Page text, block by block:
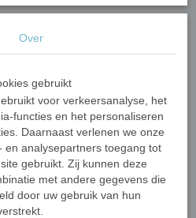
klassieke glassteentjes?
: UV- en vorstbestendig, perfect voor
: Eenvoudig op maat te knippen
maximale flexibiliteit in ontwerp.
voor muren, vloeren, keukens,
en meer. Ook ideaal voor
Over
gebruikt
voor verkeersanalyse, het
functies en het personaliseren
Daarnaast verlenen we onze
en analysepartners toegang tot
gebruikt. Zij kunnen deze
met andere gegevens die
door uw gebruik van hun